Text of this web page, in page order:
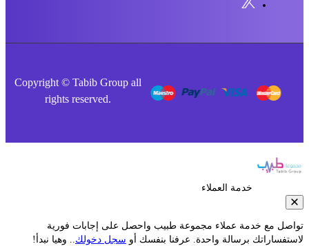
Copyright © Tabib Group all
rights reserved.
خدمة العملاء
مع خدمة عملاء مجموعة طبيب واحصل على إجابات فورية
برسالة واحدة. عرفنا بنفسك أوسجل دخولك.. وهيا نبدأ!